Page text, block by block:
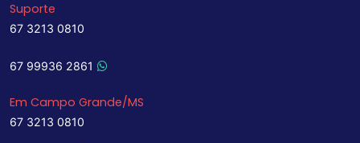
Suporte
67 3213 0810
67 99936 2861
Em Campo Grande/MS
67 3213 0810